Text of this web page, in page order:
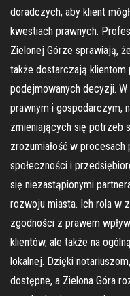
doradczych, aby klient
kwestiach prawnych.
Zielonej Górze sprawiają,
także dostarczają klientom
podejmowanych decyzji.
prawnym i gospodarczym,
zmieniających się potrzeb
zrozumiałość w
społeczności i
się niezastąpionymi
rozwoju miasta. Ich rola w
zgodności z prawem
klientów, ale także na
lokalnej. Dzięki
dostępne, a Zielona Góra